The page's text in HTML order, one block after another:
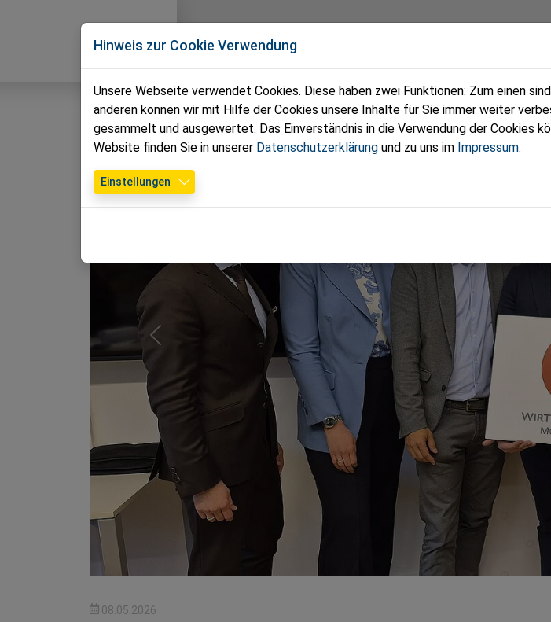
Mödling
News
Previous
08.05.2026
Hinweis zur Cookie Verwendung
Unsere Webseite verwendet Cookies. Diese haben zwei Funktionen: Zum einen
anderen können wir mit Hilfe der Cookies unsere Inhalte für Sie immer weiter
gesammelt und ausgewertet. Das Einverständnis in die Verwendung der Cookies
Website finden Sie in unserer Datenschutzerklärung und zu uns im Impressum.
Einstellungen